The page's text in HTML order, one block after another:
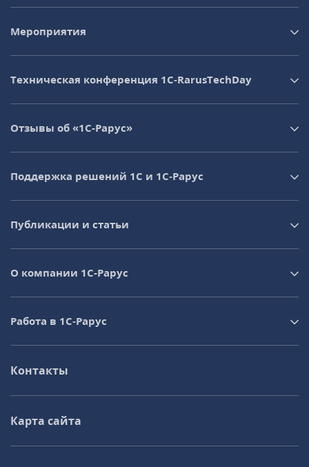
Мероприятия
Техническая конференция 1C‑RarusTechDay
Отзывы об «1С-Рарус»
Поддержка решений 1С и 1С‑Рарус
Публикации и статьи
О компании 1C-Рарус
Работа в 1С‑Рарус
Контакты
Карта сайта